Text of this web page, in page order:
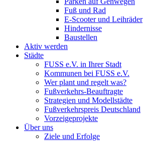
Fuß und Rad
E-Scooter und Leihräder
Hindernisse
Baustellen
Aktiv werden
Städte
FUSS e.V. in Ihrer Stadt
Kommunen bei FUSS e.V.
Wer plant und regelt was?
Fußverkehrs-Beauftragte
Strategien und Modellstädte
Fußverkehrspreis Deutschland
Vorzeigeprojekte
Über uns
Ziele und Erfolge